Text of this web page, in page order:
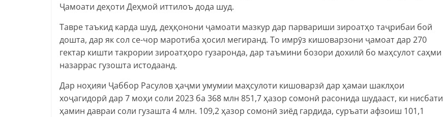
Ҷамоати деҳоти Деҳмой иттилоъ дода шуд.​
Тавре таъкид карда шуд, деҳқонони ҷамоати мазкур дар парвариши зироатҳо таҷрибаи бой
дошта, дар як сол се-чор маротиба ҳосил мегиранд. То имрӯз кишоварзони ҷамоат дар 270
гектар кишти такрории зироатҳоро гузаронда, дар таъмини​ бозори дохилӣ бо маҳсулот саҳми
назаррас гузошта истодаанд.​
Дар ноҳияи Ҷаббор Расулов ҳаҷми умумии маҳсулоти кишоварзӣ дар ҳамаи шаклҳои ​
хоҷагидорӣ дар 7 моҳи соли 2023 ба 368 млн 851,7 ҳазор сомонӣ расонида шудааст, ки нисбати
ҳамин давраи соли гузашта 4 млн. 109,2 ҳазор сомонӣ зиёд гардида, суръати афзоиш 101,1